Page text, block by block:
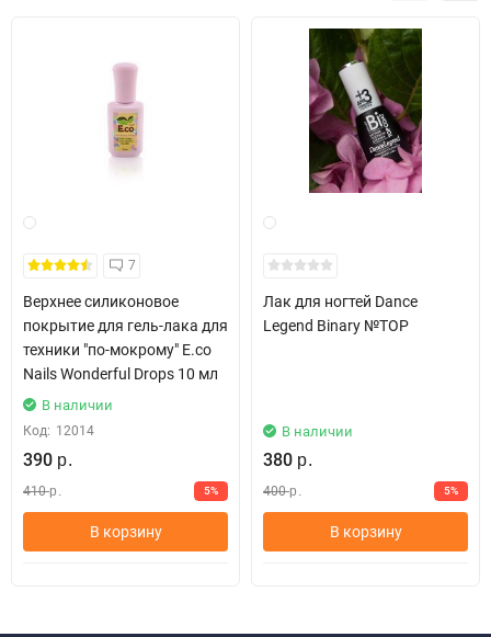
7
Верхнее силиконовое
покрытие для гель-лака для
техники "по-мокрому" E.co
Nails Wonderful Drops 10 мл
В наличии
Код: 12014
390 р.
410р. 5%
В корзину
Лак для ногтей Dance
Legend Binary №TOP
В наличии
380 р.
400р. 5%
В корзину